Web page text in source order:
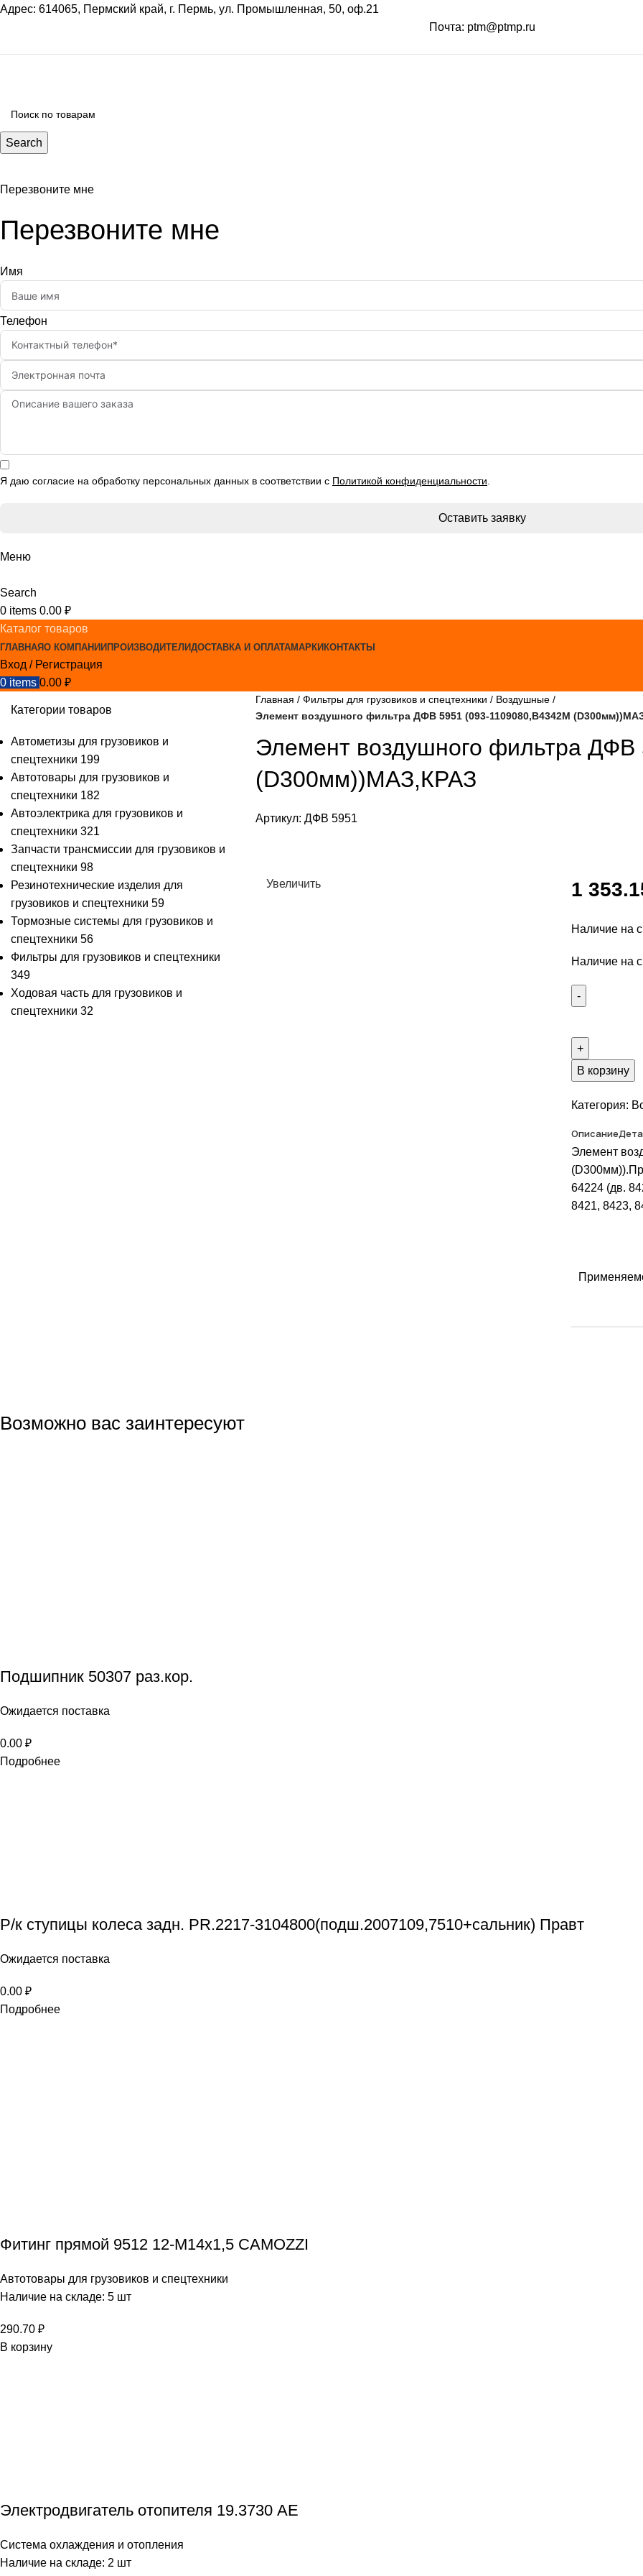
Адрес: 614065, Пермский край, г. Пермь, ул. Промышленная, 50, оф.21
Почта: ptm@ptmp.ru
Search
Перезвоните мне
Перезвоните мне
Имя
Телефон
Я даю согласие на обработку персональных данных в соответствии с Политикой конфиденциальности
Оставить заявку
Меню
Search
0 items 0.00 ₽
Каталог товаров
ГЛАВНАЯО КОМПАНИИПРОИЗВОДИТЕЛИДОСТАВКА И ОПЛАТАМАРКИКОНТАКТЫ
Вход / Регистрация
0 items 0.00 ₽
Категории товаров
Автометизы для грузовиков и
спецтехники 199
Автотовары для грузовиков и
спецтехники 182
Автоэлектрика для грузовиков и
спецтехники 321
Запчасти трансмиссии для грузовиков и
спецтехники 98
Резинотехнические изделия для
грузовиков и спецтехники 59
Тормозные системы для грузовиков и
спецтехники 56
Фильтры для грузовиков и спецтехники
349
Ходовая часть для грузовиков и
спецтехники 32
Главная Фильтры для грузовиков и спецтехники
Воздушные
Элемент воздушного фильтра ДФВ 5951 (093-1109080,B4342М
Элемент воздушного фильтра
(D300мм))МАЗ,КРАЗ
Артикул: ДФВ 5951
Увеличить 1
Наличие на
Наличие на
В корзину
Категория:
Описание
Элемент
64224 (дв.
8421, 8423,
Возможно вас заинтересуют
Подшипник 50307 раз.кор.
Ожидается поставка
0.00 ₽
Подробнее
Р/к ступицы колеса задн. PR.2217-3104800(подш.2007109,7510+сальник) Правт
Ожидается поставка
0.00 ₽
Подробнее
Фитинг прямой 9512 12-М14х1,5 CAMOZZI
Автотовары для грузовиков и спецтехники
Наличие на складе: 5 шт
290.70 ₽
В корзину
Электродвигатель отопителя 19.3730 АЕ
Система охлаждения и отопления
Наличие на складе: 2 шт